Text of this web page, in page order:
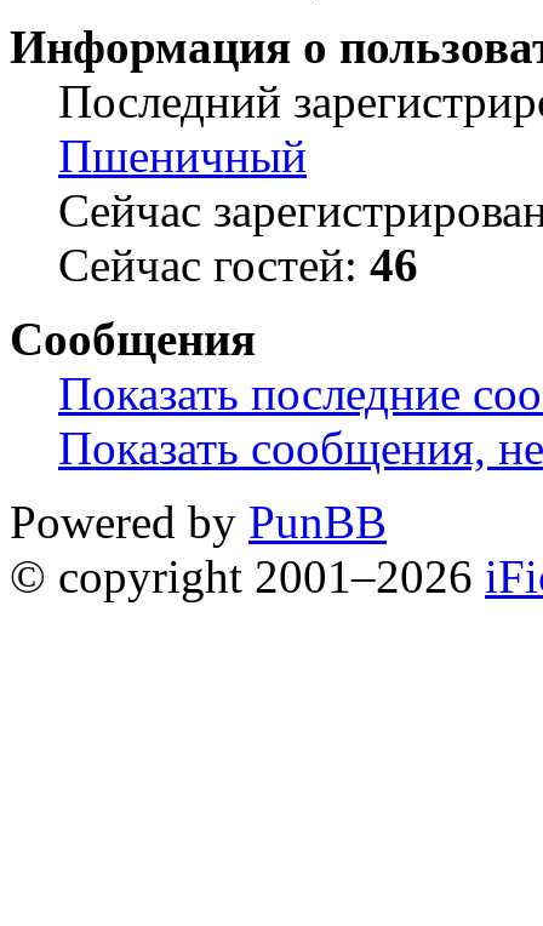
Информация о
Последний
Пшеничный
Сейчас
Сейчас гостей: 46
Сообщения
Показать последние
Показать сообщения,
Powered by PunBB
© copyright 2001–2026